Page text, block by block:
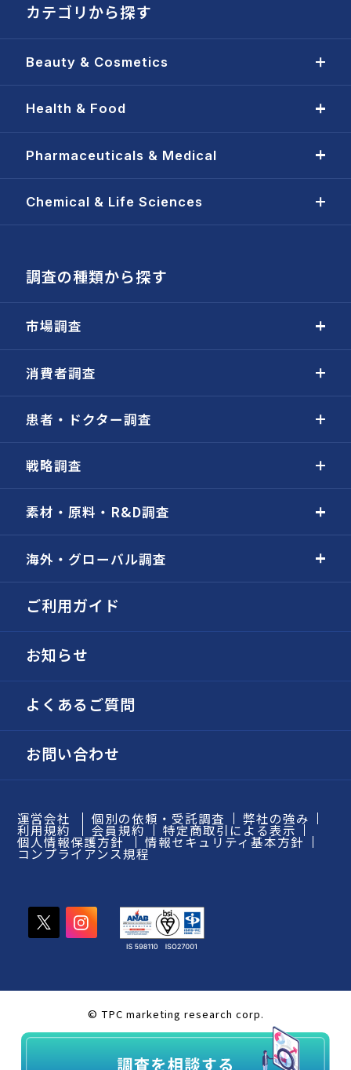
カテゴリから探す
Beauty & Cosmetics
Health & Food
Pharmaceuticals & Medical
Chemical & Life Sciences
調査の種類から探す
市場調査
消費者調査
患者・ドクター調査
戦略調査
素材・原料・R&D調査
海外・グローバル調査
ご利用ガイド
お知らせ
よくあるご質問
お問い合わせ
運営会社 個別の依頼・受託調査 弊社の強み
利用規約 会員規約 特定商取引による表示
個人情報保護方針 情報セキュリティ基本方針
コンプライアンス規程
© TPC marketing research corp.